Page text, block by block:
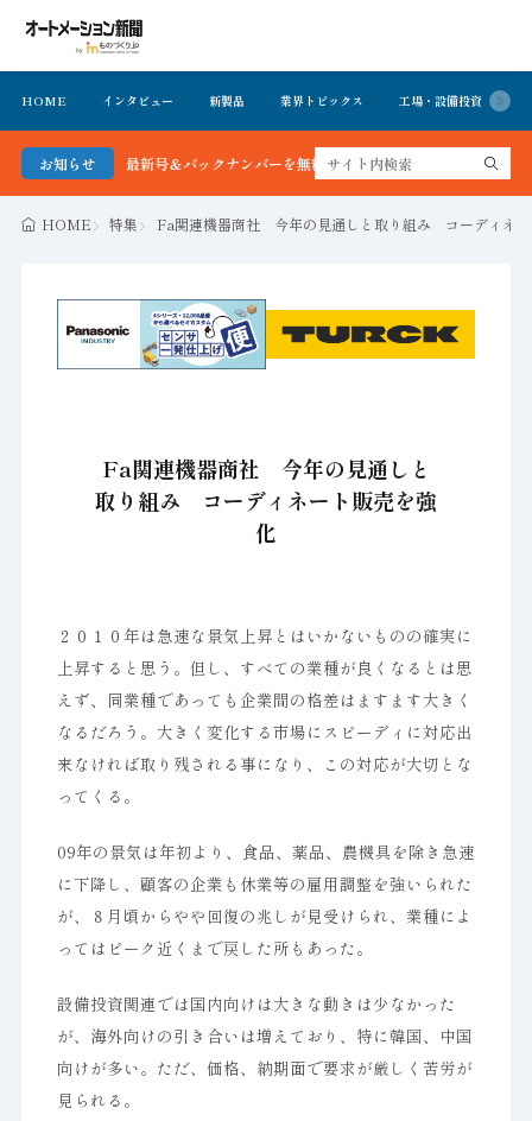
HOME インタビュー 新製品 業界トピックス 工場・設備投資
お知らせ
ョン新聞 最新号＆バックナンバーを無料で公開中 詳細はこちら
HOME 特集 Fa関連機器商社 今年の見通しと取り組み コーディネー
Fa関連機器商社 今年の見通しと
取り組み コーディネート販売を強
化
２０１０年は急速な景気上昇とはいかないものの確実に
上昇すると思う。但し、すべての業種が良くなるとは思
えず、同業種であっても企業間の格差はますます大きく
なるだろう。大きく変化する市場にスピーディに対応出
来なければ取り残される事になり、この対応が大切とな
ってくる。
09年の景気は年初より、食品、薬品、農機具を除き急速
に下降し、顧客の企業も休業等の雇用調整を強いられた
が、８月頃からやや回復の兆しが見受けられ、業種によ
ってはピーク近くまで戻した所もあった。
設備投資関連では国内向けは大きな動きは少なかった
が、海外向けの引き合いは増えており、特に韓国、中国
向けが多い。ただ、価格、納期面で要求が厳しく苦労が
見られる。